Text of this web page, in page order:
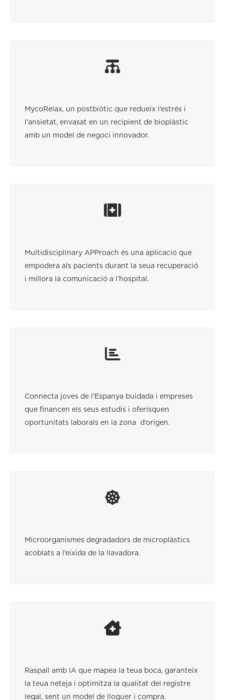
MycoRelax, un postbiòtic que redueix l’estrés i
l’ansietat, envasat en un recipient de bioplàstic
amb un model de negoci innovador.
Multidisciplinary APProach és una aplicació que
empodera als pacients durant la seua recuperació
i millora la comunicació a l’hospital.
Connecta joves de l’Espanya buidada i empreses
que financen els seus estudis i oferisquen
oportunitats laborals en la zona d’origen.
Microorganismes degradadors de microplàstics
acoblats a l’eixida de la llavadora.
Raspall amb IA que mapea la teua boca, garanteix
la teua neteja i optimitza la qualitat del registre
legal, sent un model de lloguer i compra.